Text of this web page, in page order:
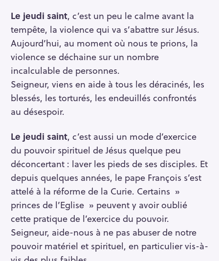
Le jeudi saint, c’est un peu le calme avant la
tempête, la violence qui va s’abattre sur Jésus.
Aujourd’hui, au moment où nous te prions, la
violence se déchaine sur un nombre
incalculable de personnes.
Seigneur, viens en aide à tous les déracinés, les
blessés, les torturés, les endeuillés confrontés
au désespoir.
Le jeudi saint, c’est aussi un mode d’exercice
du pouvoir spirituel de Jésus quelque peu
déconcertant : laver les pieds de ses disciples. Et
depuis quelques années, le pape François s’est
attelé à la réforme de la Curie. Certains »
princes de l’Eglise » peuvent y avoir oublié
cette pratique de l’exercice du pouvoir.
Seigneur, aide-nous à ne pas abuser de notre
pouvoir matériel et spirituel, en particulier vis-à-